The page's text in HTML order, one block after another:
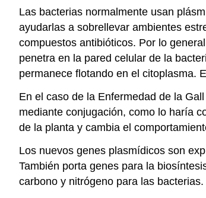
Las bacterias normalmente usan
ayudarlas a sobrellevar ambientes
compuestos antibióticos. Por lo
penetra en la pared celular de la
permanece flotando en el citoplasma.
En el caso de la Enfermedad de la
mediante conjugación, como lo haría
de la planta y cambia el
Los nuevos genes plasmídicos son
También porta genes para la
carbono y nitrógeno para las bacterias.